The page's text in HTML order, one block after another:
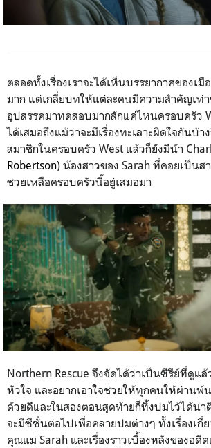
ตลอดทั้งเรื่องเราจะได้เห็นบรรยากาศของเมื
มาก แต่เกลี่ยบทให้แต่ละคนมีความสำคัญเท่า
อุปสรรคมาทดสอบมากสักแค่ไหนครอบครัว
ได้เสมอถึงแม้ว่าจะมีเรื่องทะเลาะผิดใจกันบ้า
สมาชิกในครอบครัว West แล้วก็ยังมีน้า
Robertson) น้องสาวของ Sarah ที่คอยเป็นส
ช่วยเหลือครอบครัวนี้อยู่เสมอมา
Northern Rescue จึงจัดได้ว่าเป็นซีรีย์ที่ดูแ
หัวใจ และอยากเอาใจช่วยให้ทุกคนให้ผ่านพ้
ด้วยดีและในสองตอนสุดท้ายก็ทิ้งปมไว้ได้น่า
จะมีซีซั่นต่อไปเพื่อคลายปมต่างๆ ทั้งเรื่องเกี่
คุณแม่ Sarah และเรื่องราวเบื้องหลังของอ